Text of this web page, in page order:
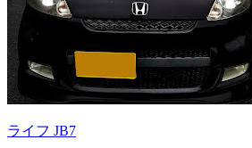
ライフ JB7